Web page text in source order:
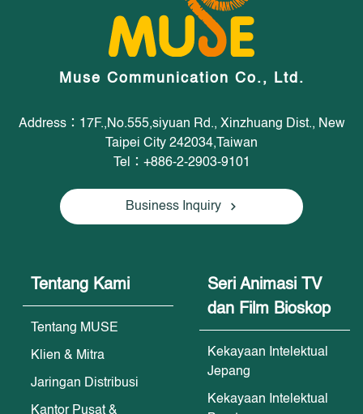
Muse Communication Co., Ltd.
Address：17F.,No.555,siyuan Rd., Xinzhuang Dist., New
Taipei City 242034,Taiwan
Tel：+886-2-2903-9101
Business Inquiry
Tentang Kami
Tentang MUSE
Klien & Mitra
Jaringan Distribusi
Kantor Pusat &
Seri Animasi TV
dan Film Bioskop
Kekayaan Intelektual
Jepang
Kekayaan Intelektual